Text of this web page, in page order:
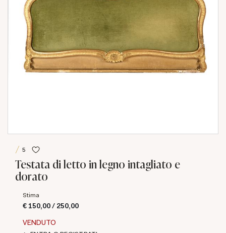
5
Testata di letto in legno intagliato e
dorato
Stima
€ 150,00 / 250,00
VENDUTO